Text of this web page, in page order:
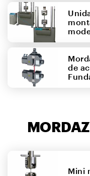
de
Mini